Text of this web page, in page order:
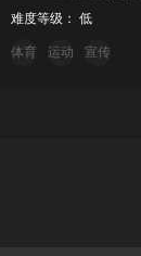
难度等级： 低
体育 运动 宣传